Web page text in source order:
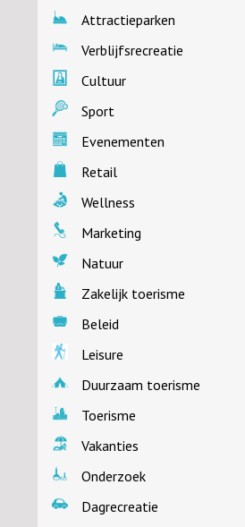
Attractieparken
Verblijfsrecreatie
Cultuur
Sport
Evenementen
Retail
Wellness
Marketing
Natuur
Zakelijk toerisme
Beleid
Leisure
Duurzaam toerisme
Toerisme
Vakanties
Onderzoek
Dagrecreatie